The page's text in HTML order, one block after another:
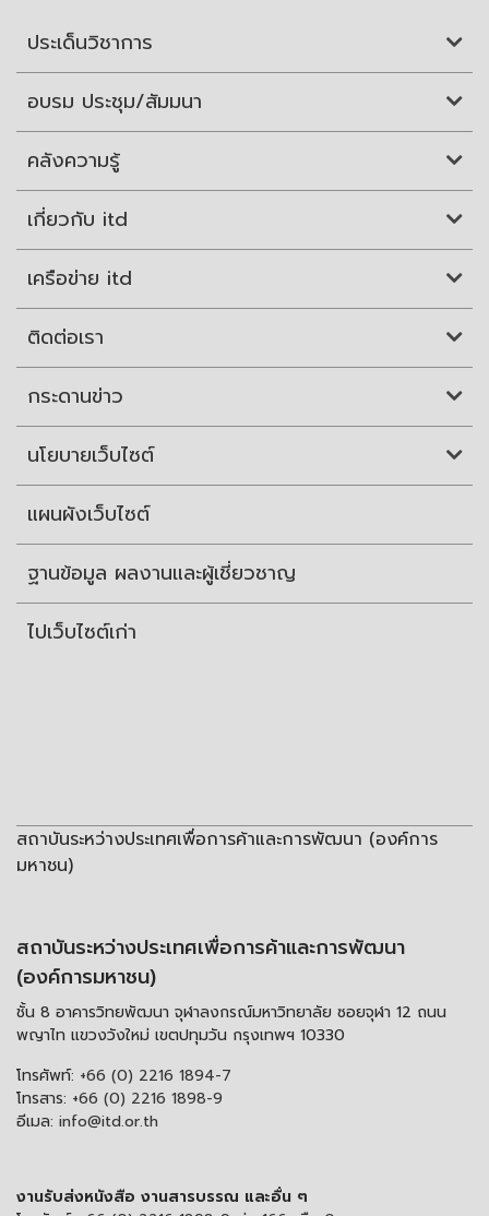
ประเด็นวิชาการ
อบรม ประชุม/สัมมนา
คลังความรู้
เกี่ยวกับ itd
เครือข่าย itd
ติดต่อเรา
กระดานข่าว
นโยบายเว็บไซต์
แผนผังเว็บไซต์
ฐานข้อมูล ผลงานและผู้เชี่ยวชาญ
ไปเว็บไซต์เก่า
สถาบันระหว่างประเทศเพื่อการค้าและการพัฒนา (องค์การ
มหาชน)
สถาบันระหว่างประเทศเพื่อการค้าและการพัฒนา
(องค์การมหาชน)
ชั้น 8 อาคารวิทยพัฒนา จุฬาลงกรณ์มหาวิทยาลัย ซอยจุฬา 12 ถนน
พญาไท แขวงวังใหม่ เขตปทุมวัน กรุงเทพฯ 10330
โทรศัพท์: +66 (0) 2216 1894-7
โทรสาร: +66 (0) 2216 1898-9
อีเมล: info@itd.or.th
งานรับส่งหนังสือ งานสารบรรณ และอื่น ๆ